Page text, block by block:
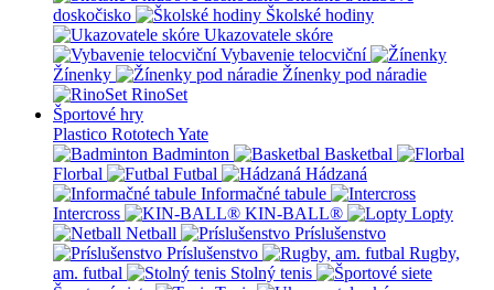
doskočisko
Školské hodiny
Ukazovatele skóre
Vybavenie telocviční
Žínenky
Žínenky pod náradie
RinoSet
Športové hry
Plastico Rototech Yate
Badminton
Basketbal
Florbal
Futbal
Hádzaná
Informačné tabule
Intercross
KIN-BALL®
Lopty
Netball
Príslušenstvo
Príslušenstvo
Rugby,
am. futbal
Stolný tenis